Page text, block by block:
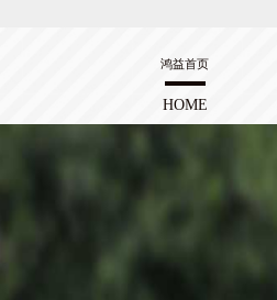
鸿益首页
HOME